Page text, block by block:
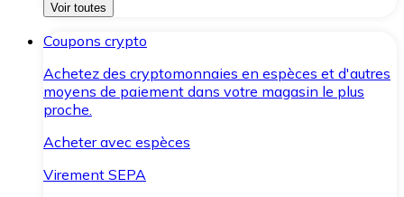
Voir toutes
Coupons crypto
Achetez des cryptomonnaies en espèces et d'autres
moyens de paiement dans votre magasin le plus
proche.
Acheter avec espèces
Virement SEPA